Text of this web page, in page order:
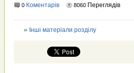
0 Коментарів 8060 Переглядів
Інші матеріали розділу